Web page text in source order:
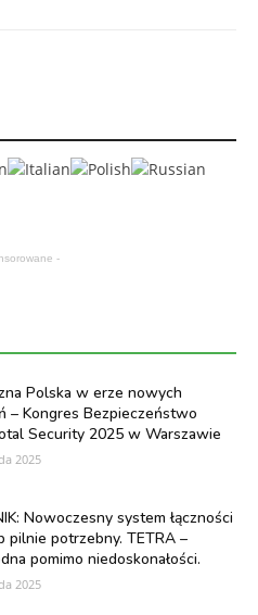
-
Polska w erze nowych
– Kongres Bezpieczeństwo
Security 2025 w Warszawie
2025
Nowoczesny system łączności
pilnie potrzebny. TETRA –
pomimo niedoskonałości.
2025